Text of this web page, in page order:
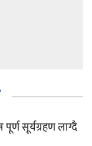
सूर्यग्रहण लाग्दै